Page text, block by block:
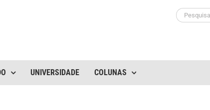
Buscar
UNIVERSIDADE COLUNAS